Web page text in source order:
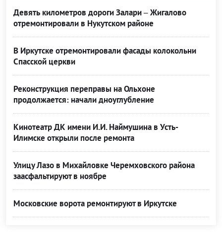
Девять километров дороги Залари – Жигалово
отремонтировали в Нукутском районе
В Иркутске отремонтировали фасады колокольни
Спасской церкви
Реконструкция переправы на Ольхоне
продолжается: начали дноуглубление
Кинотеатр ДК имени И.И. Наймушина в Усть-
Илимске открыли после ремонта
Улицу Лазо в Михайловке Черемховского района
заасфальтируют в ноябре
Московские ворота ремонтируют в Иркутске